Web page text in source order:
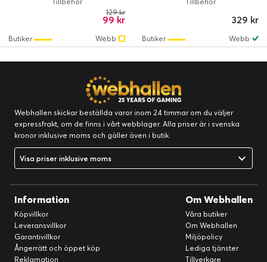
99 kr
129 kr
Webb
Butiker
329 kr
Webb
Butiker
Webhallen skickar beställda varor inom 24 timmar om du väljer
expressfrakt, om de finns i vårt webblager. Alla priser är i svenska
kronor inklusive moms och gäller även i butik.
Visa priser inklusive moms
Information
Köpvillkor
Leveransvillkor
Garantivillkor
Ångerrätt och öppet köp
Reklamation
Om Webhallen
Våra butiker
Om Webhallen
Miljöpolicy
Lediga tjänster
Tillverkare